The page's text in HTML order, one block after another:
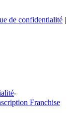
de confidentialité |
-
Franchise